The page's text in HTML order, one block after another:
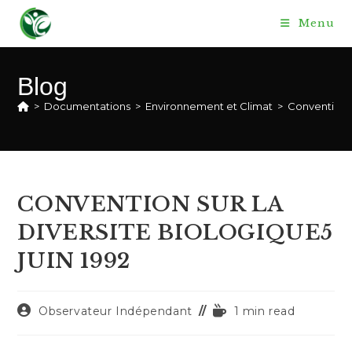
content
Menu
Blog
> Documentations > Environnement et Climat > Conventions
CONVENTION SUR LA
DIVERSITE BIOLOGIQUE5
JUIN 1992
Auteur/autrice
Observateur Indépendant
Temps1 min read